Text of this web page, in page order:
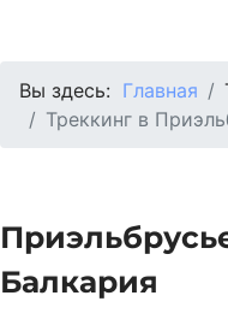
Вы здесь: Главная
Треккинг в
Балкария